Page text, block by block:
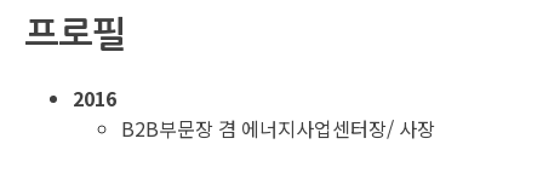
프로필
2016
B2B부문장 겸 에너지사업센터장/ 사장